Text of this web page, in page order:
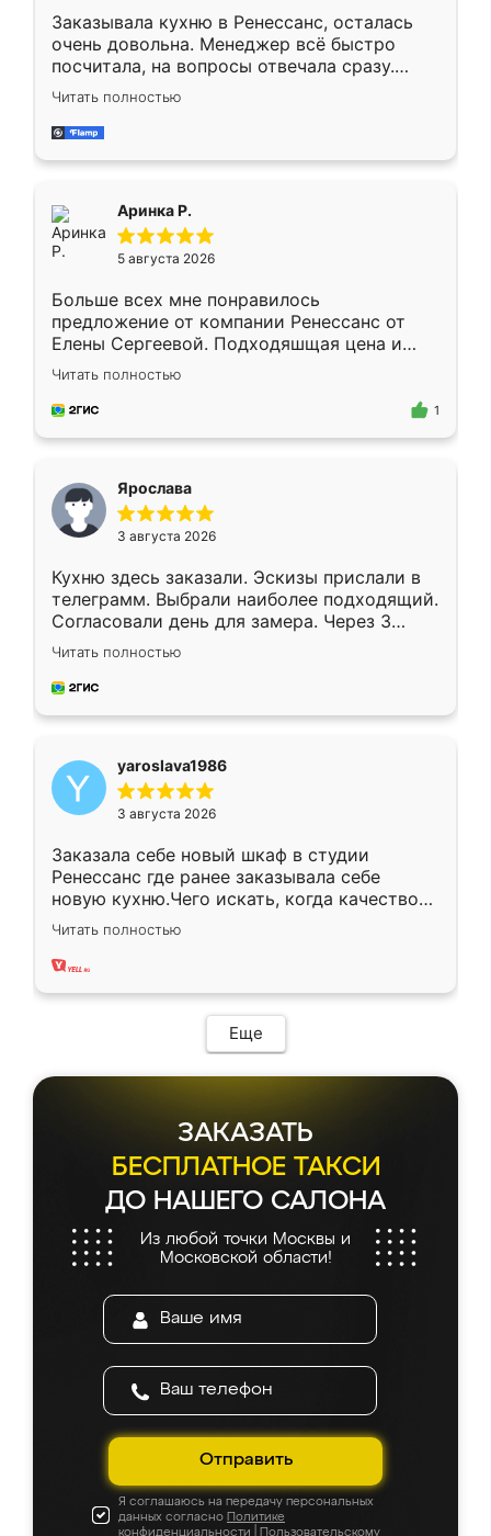
Заказывала кухню в Ренессанс, осталась
очень довольна. Менеджер всё быстро
посчитала, на вопросы отвечала сразу.
Замерщик приехал в субботу, подошёл к
делу со всей ответственностью. Собрали
за день, ребята работали аккуратно, даже
Читать полностью
Аринка Р.
5 августа 2026
Больше всех мне понравилось
предложение от компании Ренессанс от
Елены Сергеевой. Подходяшщая цена и
короткие сроки изготовления. Приехавший
для замера сотрудник Владислав
предложил по моему эскизу самый
Читать полностью
1
Ярослава
3 августа 2026
Кухню здесь заказали. Эскизы прислали в
телеграмм. Выбрали наиболее подходящий.
Согласовали день для замера. Через 3
недели кухня была уже готова. Остались
довольны работой. Спасибо Ренессанс
мебель за качественную работу!
Читать полностью
yaroslava1986
3 августа 2026
Заказала себе новый шкаф в студии
Ренессанс где ранее заказывала себе
новую кухню.Чего искать, когда качеством
вполне довольна. Служит кухня уже почти
два года, нареканий нет.
Читать полностью
Еще
ЗАКАЗАТЬ
БЕСПЛАТНОЕ ТАКСИ
ДО НАШЕГО САЛОНА
Из любой точки Москвы и
Московской области!
Отправить
Я соглашаюсь на передачу персональных
данных согласно Политике
конфиденциальности
Пользовательскому